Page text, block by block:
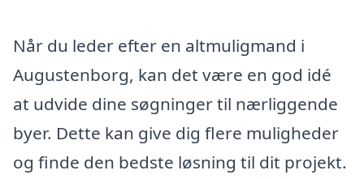
Når du leder efter en altmuligmand i
Augustenborg, kan det være en god idé
at udvide dine søgninger til nærliggende
byer. Dette kan give dig flere muligheder
og finde den bedste løsning til dit projekt.